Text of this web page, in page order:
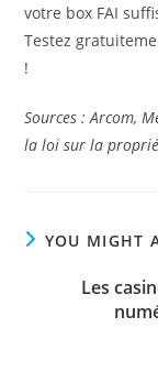
votre box FAI
Testez
!
Sources : Arcom,
la loi sur la
YOU MIGHT
Les